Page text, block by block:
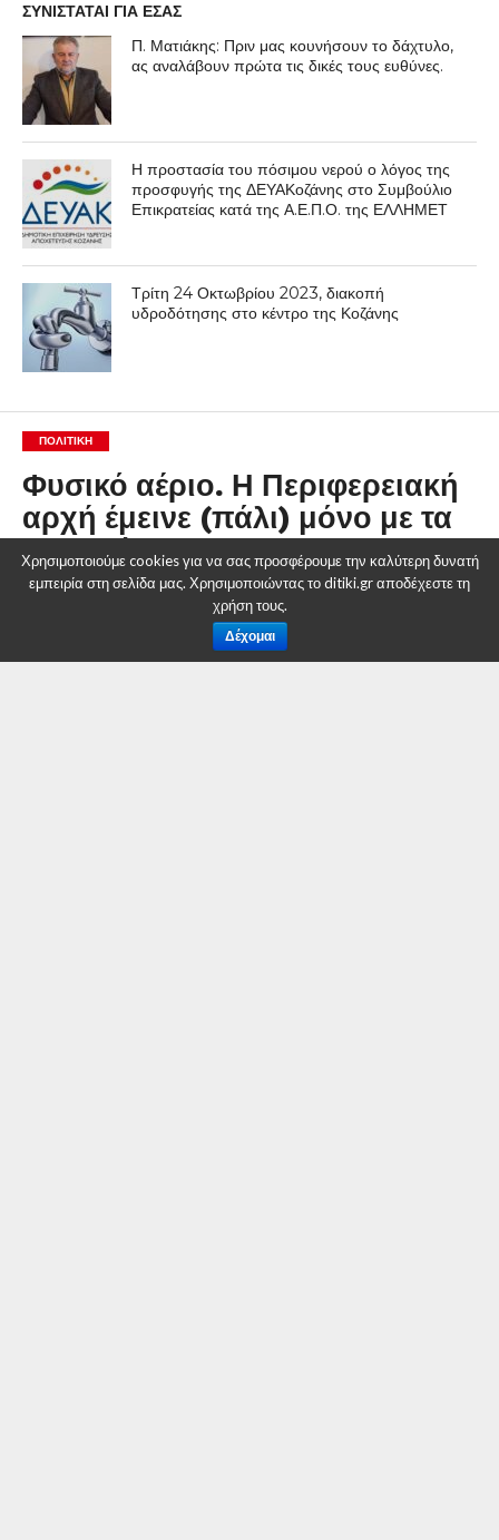
ΣΥΝΙΣΤΑΤΑΙ ΓΙΑ ΕΣΑΣ
Π. Ματιάκης: Πριν μας κουνήσουν το δάχτυλο,
ας αναλάβουν πρώτα τις δικές τους ευθύνες.
Η προστασία του πόσιμου νερού ο λόγος της
προσφυγής της ΔΕΥΑΚοζάνης στο Συμβούλιο
Επικρατείας κατά της Α.Ε.Π.Ο. της ΕΛΛΗΜΕΤ
Τρίτη 24 Οκτωβρίου 2023, διακοπή
υδροδότησης στο κέντρο της Κοζάνης
ΠΟΛΙΤΙΚΉ
Φυσικό αέριο. Η Περιφερειακή
αρχή έμεινε (πάλι) μόνο με τα
πανηγύρια!
Δυτική Μακεδονία
28 Μαρτίου 2018
Χρησιμοποιούμε cookies για να σας προσφέρουμε την καλύτερη δυνατή
εμπειρία στη σελίδα μας. Χρησιμοποιώντας το ditiki.gr αποδέχεστε τη
χρήση τους.
Δέχομαι